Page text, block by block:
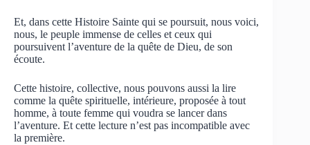
Et, dans cette Histoire Sainte qui se poursuit, nous voici,
nous, le peuple immense de celles et ceux qui
poursuivent l’aventure de la quête de Dieu, de son
écoute.
Cette histoire, collective, nous pouvons aussi la lire
comme la quête spirituelle, intérieure, proposée à tout
homme, à toute femme qui voudra se lancer dans
l’aventure. Et cette lecture n’est pas incompatible avec
la première.